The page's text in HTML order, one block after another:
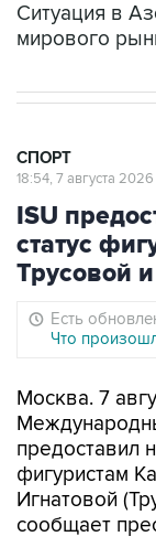
Ситуация в
мирового
СПОРТ
18:54, 7 августа 2026
ISU
статус
Трусовой
Есть
Что
Москва. 7
предоставил
фигуристам
Игнатовой
сообщает